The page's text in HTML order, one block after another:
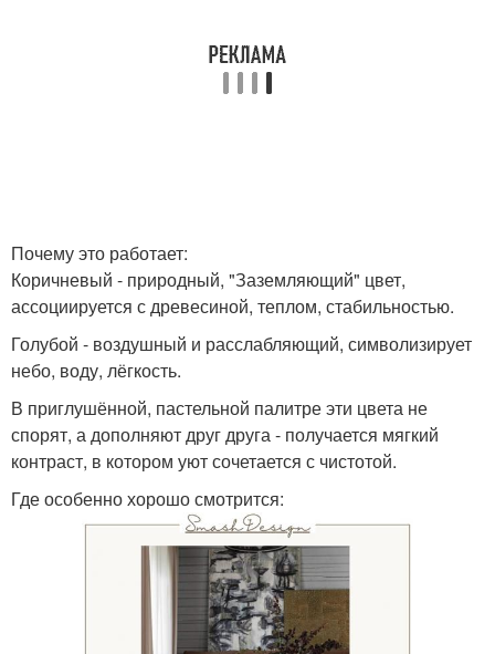
Почему это работает:
Коричневый - природный, "Заземляющий" цвет,
ассоциируется с древесиной, теплом, стабильностью.
Голубой - воздушный и расслабляющий, символизирует
небо, воду, лёгкость.
В приглушённой, пастельной палитре эти цвета не
спорят, а дополняют друг друга - получается мягкий
контраст, в котором уют сочетается с чистотой.
Где особенно хорошо смотрится: